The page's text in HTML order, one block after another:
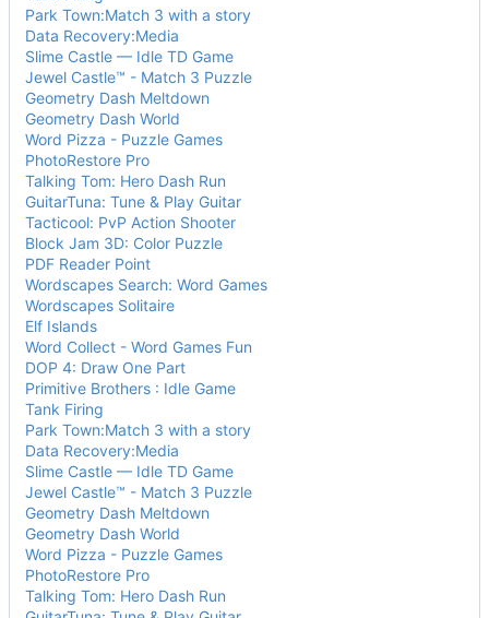
Park Town:Match 3 with a story
Data Recovery:Media
Slime Castle — Idle TD Game
Jewel Castle™ - Match 3 Puzzle
Geometry Dash Meltdown
Geometry Dash World
Word Pizza - Puzzle Games
PhotoRestore Pro
Talking Tom: Hero Dash Run
GuitarTuna: Tune & Play Guitar
Tacticool: PvP Action Shooter
Block Jam 3D: Color Puzzle
PDF Reader Point
Wordscapes Search: Word Games
Wordscapes Solitaire
Elf Islands
Word Collect - Word Games Fun
DOP 4: Draw One Part
Primitive Brothers : Idle Game
Tank Firing
Park Town:Match 3 with a story
Data Recovery:Media
Slime Castle — Idle TD Game
Jewel Castle™ - Match 3 Puzzle
Geometry Dash Meltdown
Geometry Dash World
Word Pizza - Puzzle Games
PhotoRestore Pro
Talking Tom: Hero Dash Run